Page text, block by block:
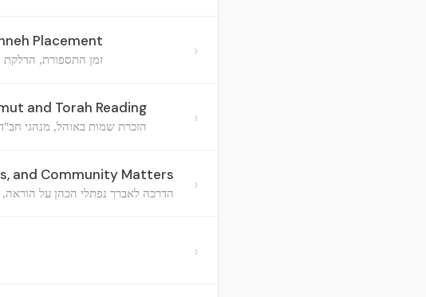
Placement
זמן התספורת, הדלקת ›
and Torah Reading
הזכרת שמות באוהל, מנהגי ›
and Community Matters
הדרכה לאברך נפתלי הכהן על הוראה, ›
›